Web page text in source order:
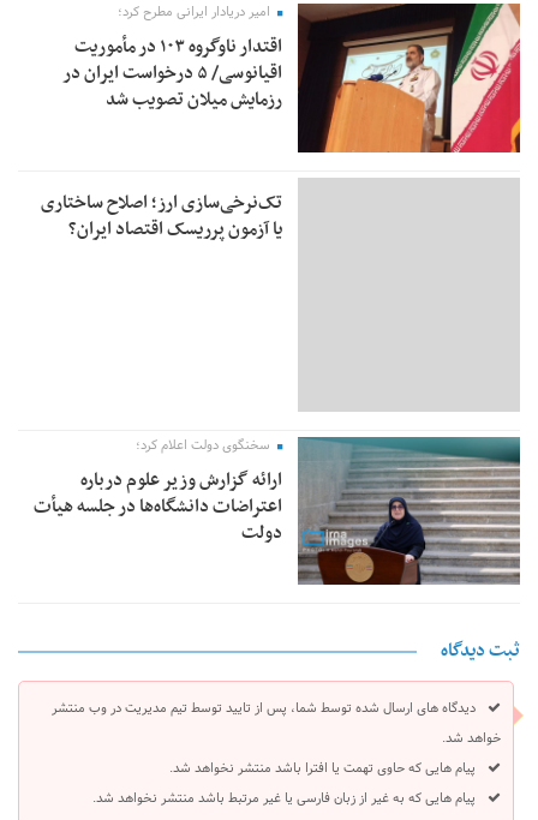
امیر دریادار ایرانی مطرح کرد؛
اقتدار ناوگروه ۱۰۳ در مأموریت‌
اقیانوسی/ ۵ درخواست ایران در
رزمایش میلان تصویب شد
تک‌نرخی‌سازی ارز؛ اصلاح ساختاری
یا آزمون پرریسک اقتصاد ایران؟
سخنگوی دولت اعلام کرد؛
ارائه گزارش وزیر علوم درباره
اعتراضات دانشگاه‌ها در جلسه هیأت
دولت
ثبت دیدگاه
دیدگاه های ارسال شده توسط شما، پس از تایید توسط تیم مدیریت در وب منتشر
خواهد شد.
پیام هایی که حاوی تهمت یا افترا باشد منتشر نخواهد شد.
پیام هایی که به غیر از زبان فارسی یا غیر مرتبط باشد منتشر نخواهد شد.